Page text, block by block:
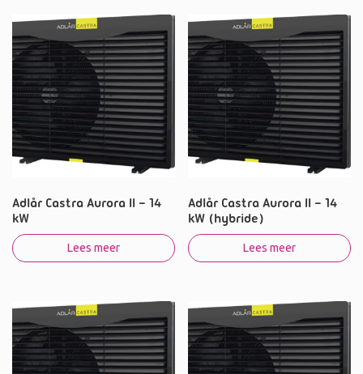
Adlår Castra Aurora II – 14
kW
Lees meer
Adlår Castra Aurora II – 14
kW (hybride)
Lees meer